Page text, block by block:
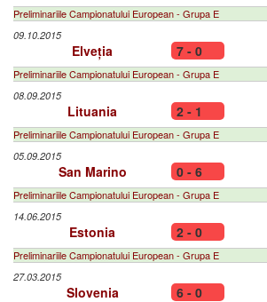
Preliminariile Campionatului European - Grupa E
09.10.2015
Elveția 7 - 0
Preliminariile Campionatului European - Grupa E
08.09.2015
Lituania 2 - 1
Preliminariile Campionatului European - Grupa E
05.09.2015
San Marino 0 - 6
Preliminariile Campionatului European - Grupa E
14.06.2015
Estonia 2 - 0
Preliminariile Campionatului European - Grupa E
27.03.2015
Slovenia 6 - 0